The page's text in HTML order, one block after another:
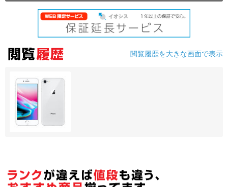
閲覧履歴を大きな画面で表示